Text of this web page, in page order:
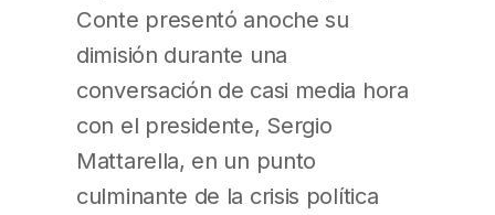
Conte presentó anoche su
dimisión durante una
conversación de casi media hora
con el presidente, Sergio
Mattarella, en un punto
culminante de la crisis política